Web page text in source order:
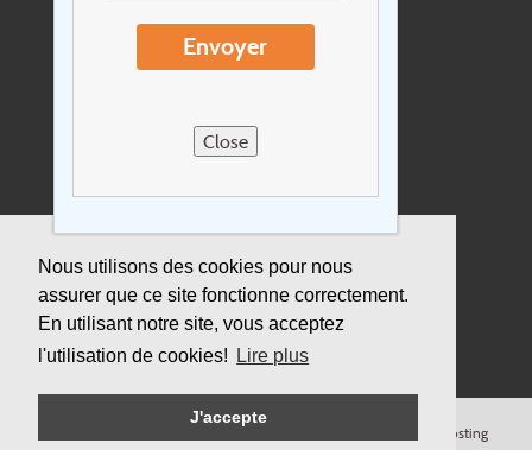
Nous utilisons des cookies pour nous
assurer que ce site fonctionne correctement.
En utilisant notre site, vous acceptez
l'utilisation de cookies!
Lire plus
J'accepte
Envoyer
Close
Conditions de voyage
Sitemap
Assurance
Cloud hosting